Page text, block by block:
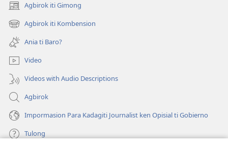
Agbirok iti Gimong
(manglukat
iti
baro
window)
Agbirok iti Kombension
(manglukat
iti
baro
a
window)
Ania ti Baro?
Video
Videos with Audio Descriptions
Agbirok
Impormasion Para Kadagiti Journalist ken Opisial ti Gobierno
Tulong